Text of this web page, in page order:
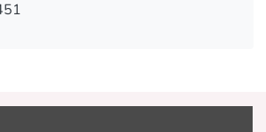
της προσοχής του χρήστη σε
τόσο σε πραγματικό χρόνο, όσο